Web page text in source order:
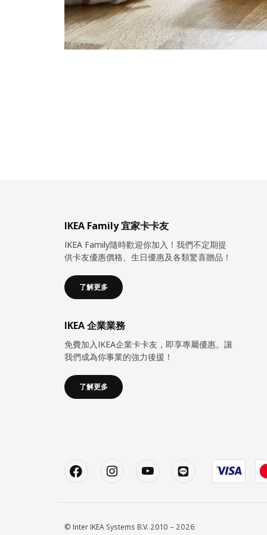
IKEA Family 宜家卡卡友
IKEA Family隨時歡迎你加入！我們不定期提
供卡友優惠價格、生日優惠及各類驚喜贈品！
了解更多
IKEA 企業業務
免費加入IKEA企業卡卡友，即享專屬優惠。讓
我們成為你事業的強力後援！
了解更多
© Inter IKEA Systems B.V. 2010 – 2026